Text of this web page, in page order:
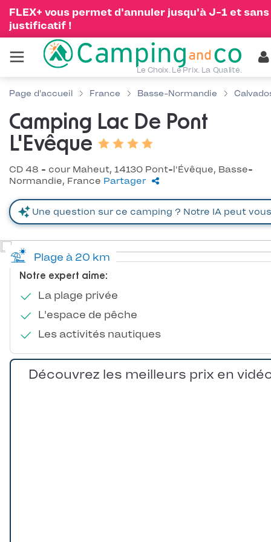
FLEX+ vous permet d'annuler jusqu'à J-1 et sans
justificatif !
Le Choix. Le Prix. La Qualité.
Page d'accueil France Basse-Normandie
Camping Lac De Pont
L'Evêque
CD 48 - cour Maheut, 14130 Pont-l'Évêque, Basse-
Normandie, France Partager
Notre expert aime:
La plage privée
L'espace de pêche
Les activités nautiques
Plage à 20 km
Découvrez les meilleurs prix en